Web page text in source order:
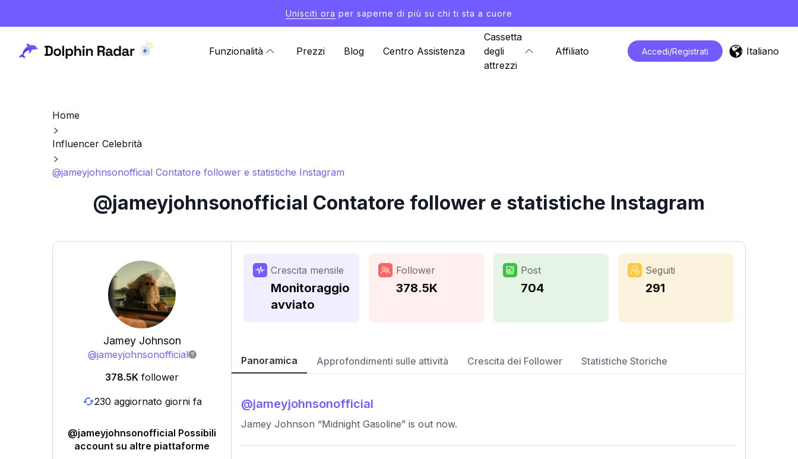
Unisciti ora per saperne di più su chi ti sta a cuore
Funzionalità Prezzi Blog Centro Assistenza
Cassetta
degli
attrezzi
Affiliato Accedi/Registrati Italiano
Home
Influencer Celebrità
@jameyjohnsonofficial Contatore follower e statistiche Instagram
@jameyjohnsonofficial Contatore follower e statistiche Instagram
Jamey Johnson
@jameyjohnsonofficial
378.5K follower
230 aggiornato giorni fa
@jameyjohnsonofficial Possibili
account su altre piattaforme
Crescita mensile
Monitoraggio
avviato
Follower
378.5K
Post
704
Seguiti
291
Panoramica Approfondimenti sulle attività Crescita dei Follower Statistiche Storiche
@jameyjohnsonofficial
Jamey Johnson “Midnight Gasoline” is out now.